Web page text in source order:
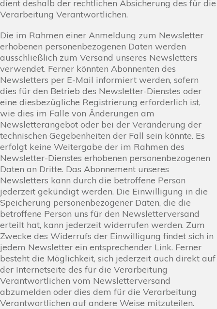
dient deshalb der rechtlichen Absicherung des für die
Verarbeitung Verantwortlichen.
Die im Rahmen einer Anmeldung zum Newsletter
erhobenen personenbezogenen Daten werden
ausschließlich zum Versand unseres Newsletters
verwendet. Ferner könnten Abonnenten des
Newsletters per E-Mail informiert werden, sofern
dies für den Betrieb des Newsletter-Dienstes oder
eine diesbezügliche Registrierung erforderlich ist,
wie dies im Falle von Änderungen am
Newsletterangebot oder bei der Veränderung der
technischen Gegebenheiten der Fall sein könnte. Es
erfolgt keine Weitergabe der im Rahmen des
Newsletter-Dienstes erhobenen personenbezogenen
Daten an Dritte. Das Abonnement unseres
Newsletters kann durch die betroffene Person
jederzeit gekündigt werden. Die Einwilligung in die
Speicherung personenbezogener Daten, die die
betroffene Person uns für den Newsletterversand
erteilt hat, kann jederzeit widerrufen werden. Zum
Zwecke des Widerrufs der Einwilligung findet sich in
jedem Newsletter ein entsprechender Link. Ferner
besteht die Möglichkeit, sich jederzeit auch direkt auf
der Internetseite des für die Verarbeitung
Verantwortlichen vom Newsletterversand
abzumelden oder dies dem für die Verarbeitung
Verantwortlichen auf andere Weise mitzuteilen.